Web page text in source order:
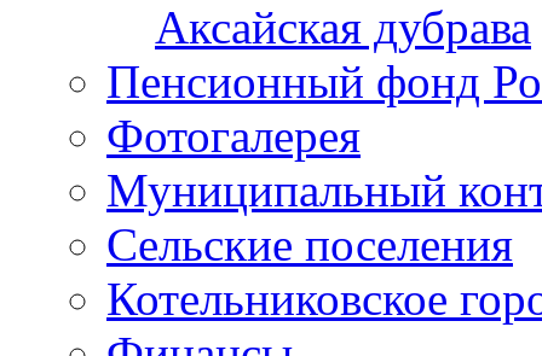
Аксайская дубрава
Пенсионный фонд
Фотогалерея
Муниципальный
Сельские поселения
Котельниковское